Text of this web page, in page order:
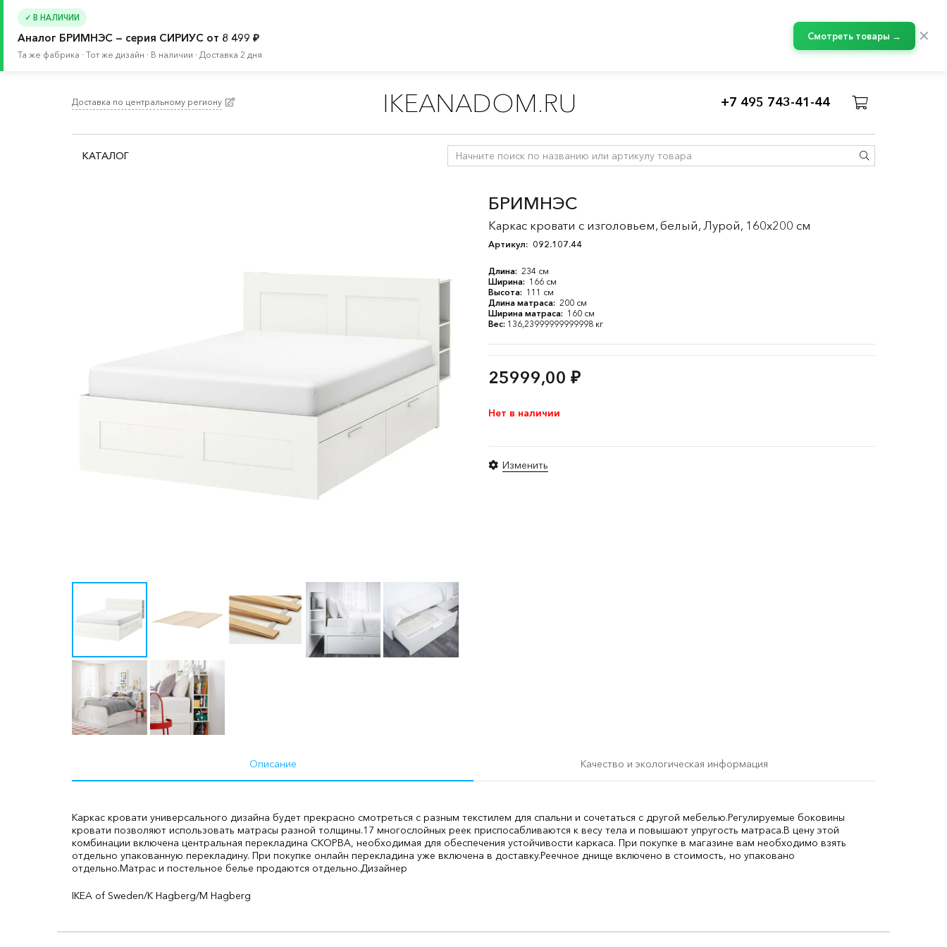
✓ В НАЛИЧИИ
Аналог БРИМНЭС — серия СИРИУС от 8 499 ₽
Та же фабрика · Тот же дизайн · В наличии · Доставка 2 дня
Смотреть товары → ✕
Доставка по центральному региону IKEANADOM.RU +7 495 743-41-44
КАТАЛОГ
БРИМНЭС
Каркас кровати с изголовьем, белый, Лурой, 160x200 см
Артикул: 092.107.44
Длина: 234 см
Ширина: 166 см
Высота: 111 см
Длина матраса: 200 см
Ширина матраса: 160 см
Вес: 136,23999999999998 кг
25999,00 ₽
Нет в наличии
Изменить
Описание Качество и экологическая информация
Каркас кровати универсального дизайна будет прекрасно смотреться с разным текстилем для спальни и сочетаться с другой мебелью.Регулируемые боковины
кровати позволяют использовать матрасы разной толщины.17 многослойных реек приспосабливаются к весу тела и повышают упругость матраса.В цену этой
комбинации включена центральная перекладина СКОРВА, необходимая для обеспечения устойчивости каркаса. При покупке в магазине вам необходимо взять
отдельно упакованную перекладину. При покупке онлайн перекладина уже включена в доставку.Реечное днище включено в стоимость, но упаковано
отдельно.Матрас и постельное белье продаются отдельно.Дизайнер
IKEA of Sweden/K Hagberg/M Hagberg